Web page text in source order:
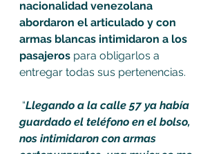
nacionalidad venezolana
abordaron el articulado y con
armas blancas intimidaron a los
pasajeros para obligarlos a
entregar todas sus pertenencias.
“Llegando a la calle 57 ya había
guardado el teléfono en el bolso,
nos intimidaron con armas